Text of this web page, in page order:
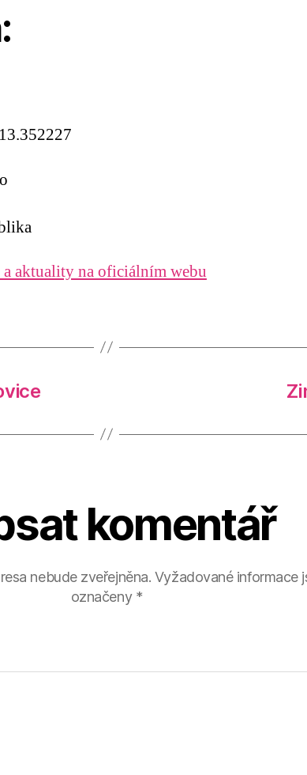
aktuality na oficiálním webu
komentář
nebude zveřejněna. Vyžadované informace
označeny *